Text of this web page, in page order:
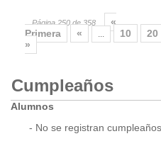
Página 250 de 358
«
Primera
« ... 10 20
»
Cumpleaños
Alumnos
- No se registran cumpleaños